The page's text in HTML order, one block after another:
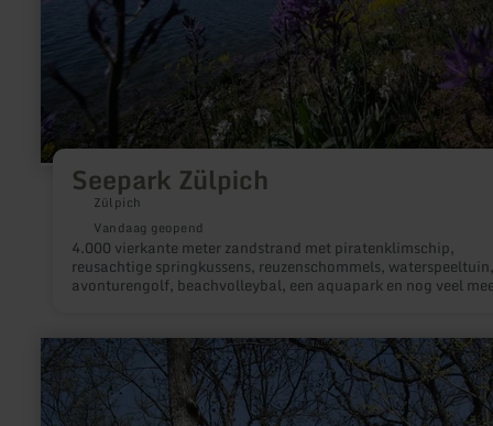
Seepark Zülpich
Zülpich
Vandaag geopend
4.000 vierkante meter zandstrand met piratenklimschip,
reusachtige springkussens, reuzenschommels, waterspeeltuin,
avonturengolf, beachvolleybal, een aquapark en nog veel
met uitgebreide speel- en actieterreinen.
meer
informatie
over:
Kreuzwäldchen
Kempenich